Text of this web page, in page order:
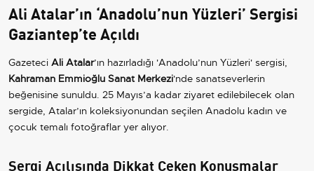
Ali Atalar’ın ‘Anadolu’nun Yüzleri’ Sergisi
Gaziantep’te Açıldı
Gazeteci Ali Atalar’ın hazırladığı 'Anadolu’nun Yüzleri' sergisi,
Kahraman Emmioğlu Sanat Merkezi'nde sanatseverlerin
beğenisine sunuldu. 25 Mayıs’a kadar ziyaret edilebilecek olan
sergide, Atalar’ın koleksiyonundan seçilen Anadolu kadın ve
çocuk temalı fotoğraflar yer alıyor.
Sergi Açılışında Dikkat Çeken Konuşmalar